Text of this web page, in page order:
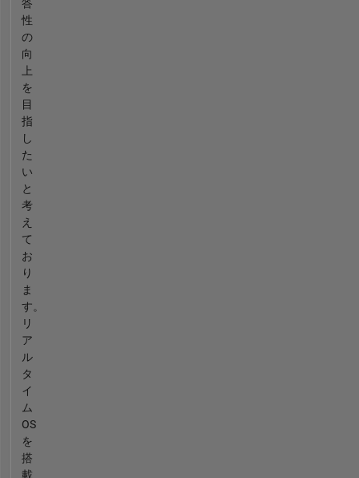
答
性
の
向
上
を
目
指
し
た
い
と
考
え
て
お
り
ま
す。
リ
ア
ル
タ
イ
ム
OS
を
搭
載